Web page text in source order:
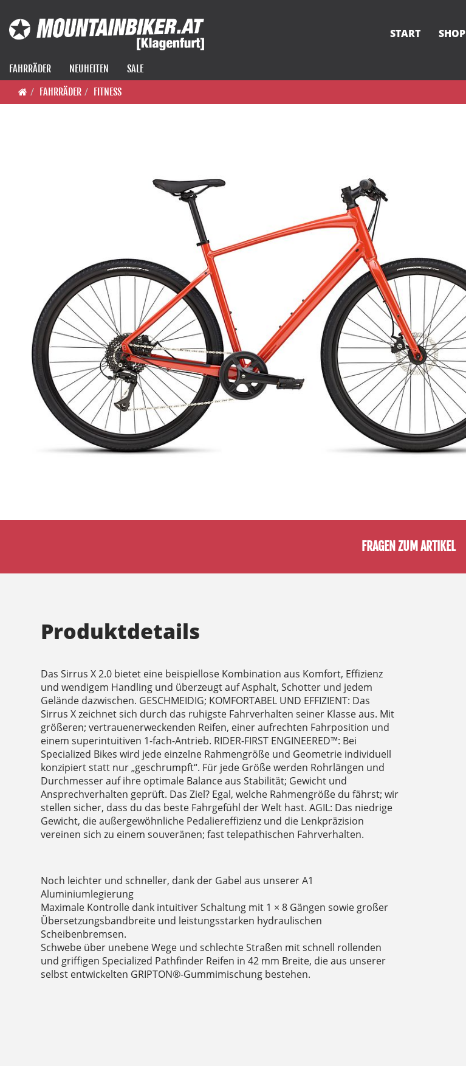
START SHOP
FAHRRÄDER NEUHEITEN
SALE
FAHRRÄDER
FITNESS
FRAGEN ZUM ARTIKEL
Produktdetails
Das Sirrus X 2.0 bietet eine beispiellose Kombination aus Komfort, Effizienz
und wendigem Handling und überzeugt auf Asphalt, Schotter und jedem
Gelände dazwischen. GESCHMEIDIG; KOMFORTABEL UND EFFIZIENT: Das
Sirrus X zeichnet sich durch das ruhigste Fahrverhalten seiner Klasse aus. Mit
größeren; vertrauenerweckenden Reifen, einer aufrechten Fahrposition und
einem superintuitiven 1-fach-Antrieb. RIDER-FIRST ENGINEERED™: Bei
Specialized Bikes wird jede einzelne Rahmengröße und Geometrie individuell
konzipiert statt nur „geschrumpft“. Für jede Größe werden Rohrlängen und
Durchmesser auf ihre optimale Balance aus Stabilität; Gewicht und
Ansprechverhalten geprüft. Das Ziel? Egal, welche Rahmengröße du fährst; wir
stellen sicher, dass du das beste Fahrgefühl der Welt hast. AGIL: Das niedrige
Gewicht, die außergewöhnliche Pedaliereffizienz und die Lenkpräzision
vereinen sich zu einem souveränen; fast telepathischen Fahrverhalten.
Noch leichter und schneller, dank der Gabel aus unserer A1
Aluminiumlegierung
Maximale Kontrolle dank intuitiver Schaltung mit 1 × 8 Gängen sowie großer
Übersetzungsbandbreite und leistungsstarken hydraulischen
Scheibenbremsen.
Schwebe über unebene Wege und schlechte Straßen mit schnell rollenden
und griffigen Specialized Pathfinder Reifen in 42 mm Breite, die aus unserer
selbst entwickelten GRIPTON®-Gummimischung bestehen.